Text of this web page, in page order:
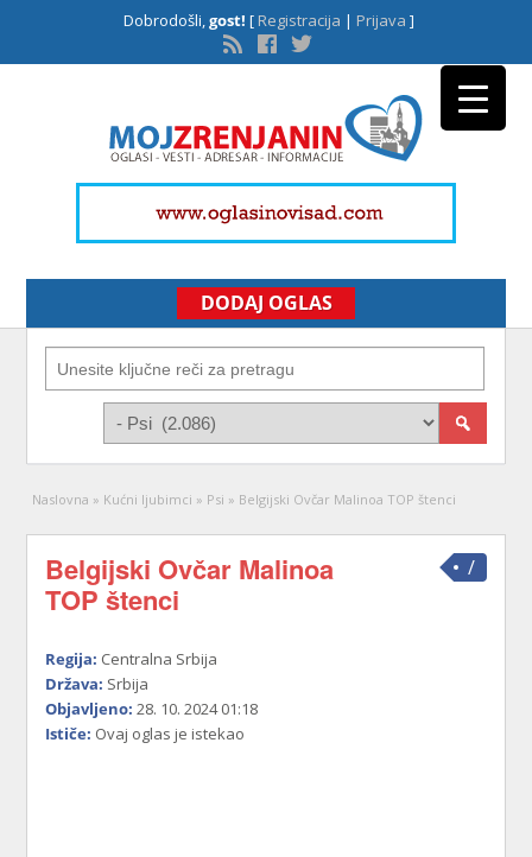
Dobrodošli,gost! [Registracija | Prijava ]
DODAJ OGLAS
Naslovna » Kućni ljubimci » Psi » Belgijski Ovčar Malinoa TOP štenci
/
Belgijski Ovčar Malinoa
TOP štenci
Regija: Centralna Srbija
Država: Srbija
Objavljeno: 28. 10. 2024 01:18
Ističe: Ovaj oglas je istekao